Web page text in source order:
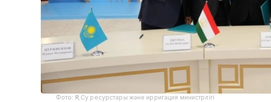
Фото: ҚР Су ресурстары және ирригация министрлігі